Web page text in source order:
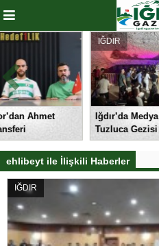
Iğdır’da Medya Çalıştayı ve
Tuzluca Gezisi
ehlibeyt ile İlişkili Haberler
IĞDIR